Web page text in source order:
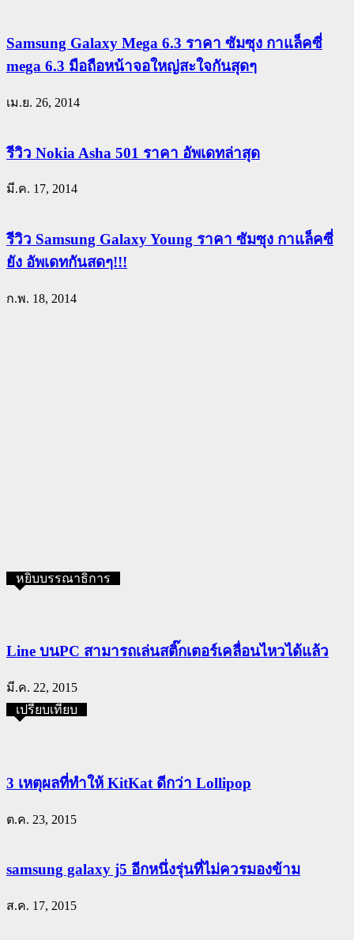
Samsung Galaxy Mega 6.3 ราคา ซัมซุง กาแล็คซี่
mega 6.3 มือถือหน้าจอใหญ่สะใจกันสุดๆ
เม.ย. 26, 2014
รีวิว Nokia Asha 501 ราคา อัพเดทล่าสุด
มี.ค. 17, 2014
รีวิว Samsung Galaxy Young ราคา ซัมซุง กาแล็คซี่
ยัง อัพเดทกันสดๆ!!!
ก.พ. 18, 2014
หยิบบรรณาธิการ
Line บนPC สามารถเล่นสติ๊กเตอร์เคลื่อนไหวได้แล้ว
มี.ค. 22, 2015
เปรียบเทียบ
3 เหตุผลที่ทำให้ KitKat ดีกว่า Lollipop
ต.ค. 23, 2015
samsung galaxy j5 อีกหนึ่งรุ่นที่ไม่ควรมองข้าม
ส.ค. 17, 2015